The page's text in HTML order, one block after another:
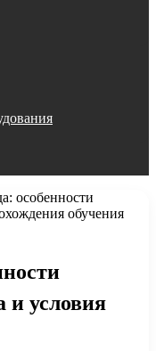
особенности
обучения
и условия